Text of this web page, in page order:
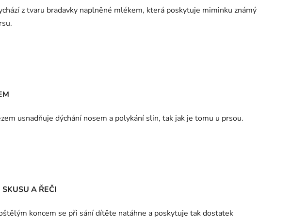
z tvaru bradavky naplněné mlékem, která poskytuje miminku známý
usnadňuje dýchání nosem a polykání slin, tak jak je tomu u prsou.
SKUSU A ŘEČI
koncem se při sání dítěte natáhne a poskytuje tak dostatek